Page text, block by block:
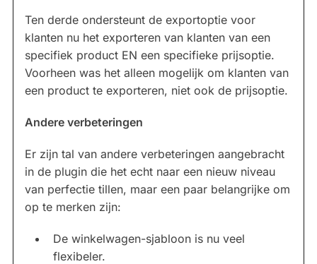
Ten derde ondersteunt de exportoptie voor
klanten nu het exporteren van klanten van een
specifiek product EN een specifieke prijsoptie.
Voorheen was het alleen mogelijk om klanten van
een product te exporteren, niet ook de prijsoptie.
Andere verbeteringen
Er zijn tal van andere verbeteringen aangebracht
in de plugin die het echt naar een nieuw niveau
van perfectie tillen, maar een paar belangrijke om
op te merken zijn:
De winkelwagen-sjabloon is nu veel
flexibeler.